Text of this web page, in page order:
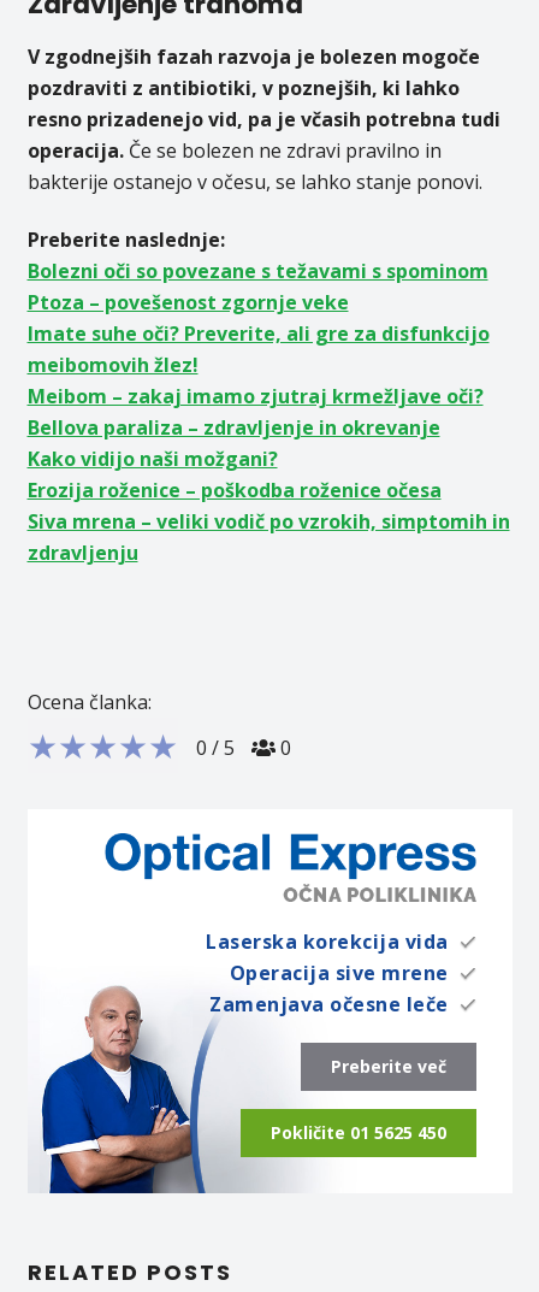
V zgodnejših fazah razvoja je bolezen mogoče
pozdraviti z antibiotiki, v poznejših, ki lahko
resno prizadenejo vid, pa je včasih potrebna tudi
operacija.Če se bolezen ne zdravi pravilno in
bakterije ostanejo v očesu, se lahko stanje ponovi.
Preberite naslednje:
Bolezni oči so povezane s težavami s spominom
Ptoza – povešenost zgornje veke
Imate suhe oči? Preverite, ali gre za disfunkcijo
meibomovih žlez!
Meibom – zakaj imamo zjutraj krmežljave oči?
Bellova paraliza – zdravljenje in okrevanje
Kako vidijo naši možgani?
Erozija roženice – poškodba roženice očesa
Siva mrena – veliki vodič po vzrokih, simptomih in
zdravljenju
Ocena članka:
★★★★★ 0 /5 0
Laserska korekcija vida
Operacija sive mrene
Zamenjava očesne leče
Preberite več
Pokličite 01 5625 450
RELATED POSTS